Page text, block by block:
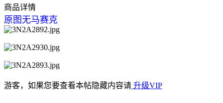
商品详情
原图无马赛克
游客，如果您要查看本帖隐藏内容请 升级VIP